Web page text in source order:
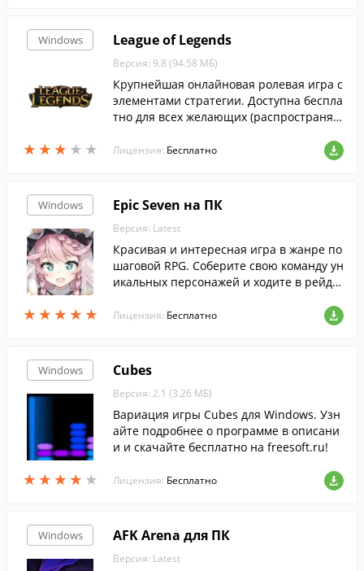
Windows
★ ★ ★ ★ ★
★ ★ ★ ★ ★
League of Legends
Версия: 9.8 (94.58 МБ)
Крупнейшая онлайновая ролевая игра с
элементами стратегии. Доступна беспла
тно для всех желающих (распространяе
Лицензия: Бесплатно
Windows
★ ★ ★ ★ ★
★ ★ ★ ★ ★
Epic Seven на ПК
Версия: Latest
Красивая и интересная игра в жанре по
шаговой RPG. Соберите свою команду ун
икальных персонажей и ходите в рейды
P режиме с другими игроками.
Лицензия: Бесплатно
Windows
★ ★ ★ ★ ★
★ ★ ★ ★ ★
Cubes
Версия: 2.1 (3.26 МБ)
Вариация игры Cubes для Windows. Узн
айте подробнее о программе в описани
и и скачайте бесплатно на freesoft.ru!
Лицензия: Бесплатно
Windows AFK Arena для ПК
Версия: Latest